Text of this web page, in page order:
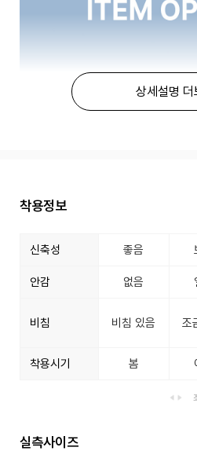
상세설명 더
착용정보
신축성 좋음
안감 없음
비침 비침 있음 조
착용시기 봄
실측사이즈